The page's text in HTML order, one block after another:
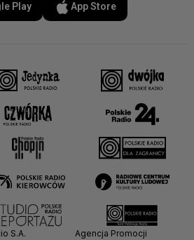
Play App Store
S.A.
Agencja Promocji